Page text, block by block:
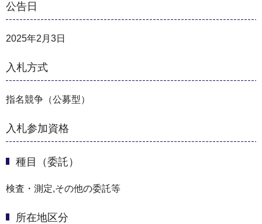
公告日
2025年2月3日
入札方式
指名競争（公募型）
入札参加資格
種目（委託）
検査・測定,その他の委託等
所在地区分